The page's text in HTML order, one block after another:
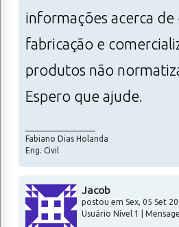
informações acerca de
fabricação e
produtos não
Espero que ajude.
Fabiano Dias Holanda
Eng. Civil
Jacob
postou em Sex, 05 Set
Usuário Nível 1 |